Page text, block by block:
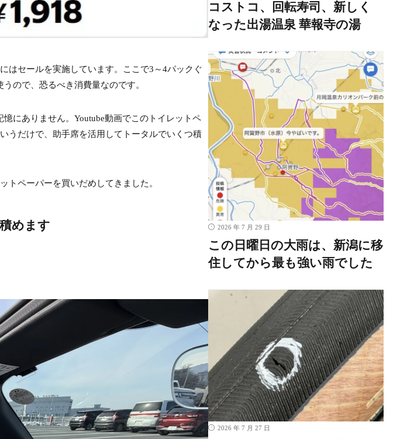
はセールを実施しています。ここで3～4パックぐ
ので、恐るべき消費量なのです。
にありません。Youtube動画でこのトイレットペ
うだけで、助手席を活用してトータルでいくつ積
トペーパーを買いだめしてきました。
めます
コストコ、回転寿司、新しく
なった出湯温泉 華報寺の湯
2026 年 7 月 29 日
この日曜日の大雨は、新潟に移
住してから最も強い雨でした
2026 年 7 月 27 日